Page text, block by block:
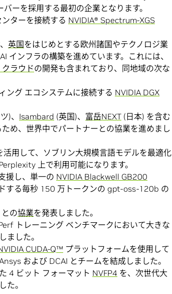
ーを採用する最初の企業となります。
ターを接続する NVIDIA® Spectrum-XGS
英国をはじめとする欧州諸国やテクノロジ業
AI インフラの構築を進めています。これには、
ラウドの開発も含まれており、同地域の次な
ング エコシステムに接続する NVIDIA DGX
)、 Isambard (英国)、 富岳NEXT (日本) を含む
め、世界中でパートナーとの協業を進めまし
活用して、ソブリン大規模言語モデルを最適化
上で利用可能になります。
援し、単一の NVIDIA Blackwell GB200
する毎秒 150 万トークンの gpt-oss-120b の
の協業を発表しました。
トレーニング ベンチマークにおいて大きな
ました。
CUDA-Q™ プラットフォームを使用して
および DCAI とチームを結成しました。
4 ビット フォーマット NVFP4 を、次世代大
た。